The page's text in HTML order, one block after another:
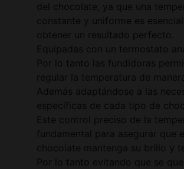
del chocolate, ya que una
constante y uniforme es
obtener un resultado perfecto.
Equipadas con un termostato
Por lo tanto las fundidoras
regular la temperatura de
Además adaptándose a las
específicas de cada tipo de
Este control preciso de la
fundamental para asegurar que el
chocolate mantenga su brillo y
Por lo tanto evitando que se